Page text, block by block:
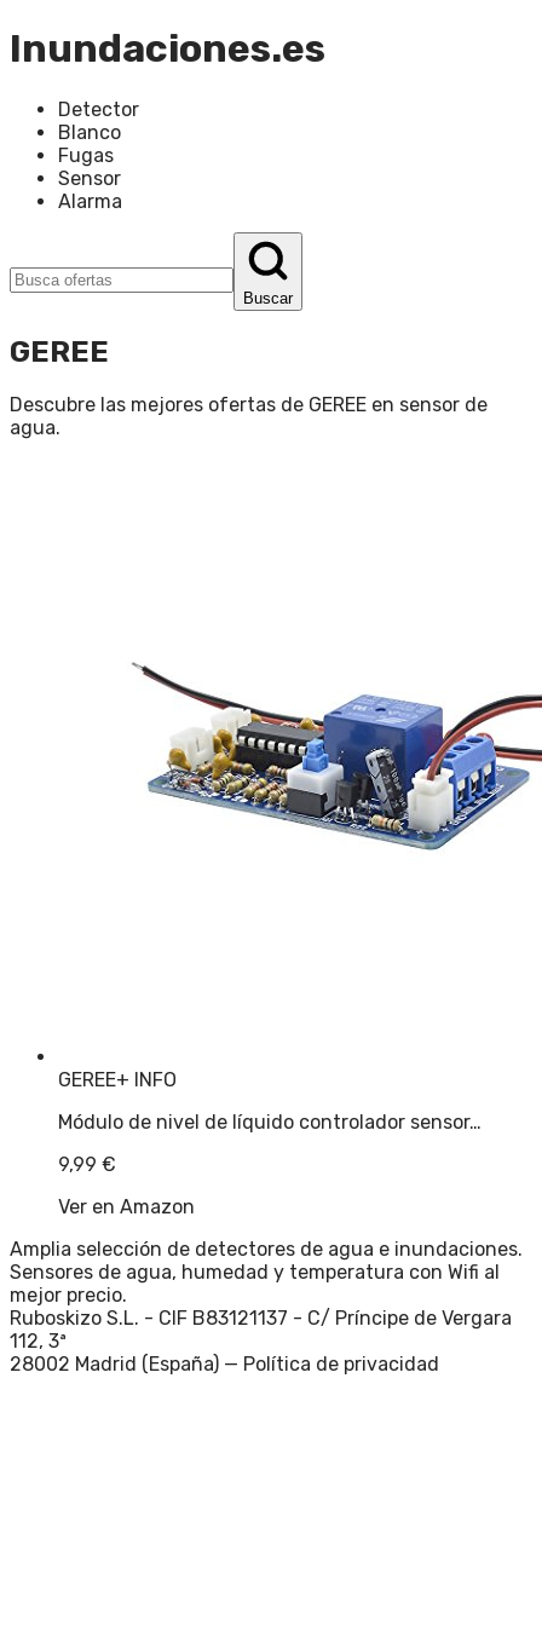
Inundaciones.es
Detector
Blanco
Fugas
Sensor
Alarma
Buscar
GEREE
Descubre las mejores ofertas de GEREE en sensor de
agua.
GEREE+ INFO
Módulo de nivel de líquido controlador sensor…
9,99 €
Ver en Amazon
Amplia selección de detectores de agua e inundaciones.
Sensores de agua, humedad y temperatura con Wifi al
mejor precio.
Ruboskizo S.L. - CIF B83121137 - C/ Príncipe de Vergara
112, 3ª
28002 Madrid (España) — Política de privacidad